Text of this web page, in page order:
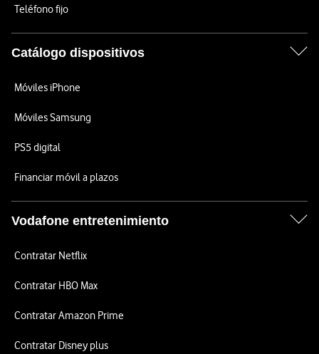
Teléfono fijo
Catálogo dispositivos
Móviles iPhone
Móviles Samsung
PS5 digital
Financiar móvil a plazos
Vodafone entretenimiento
Contratar Netflix
Contratar HBO Max
Contratar Amazon Prime
Contratar Disney plus